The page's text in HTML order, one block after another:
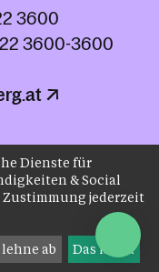
3600
3600-3600
Dienste für
& Social
jederzeit
ab Das ist ok